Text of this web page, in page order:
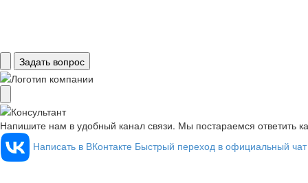
Задать вопрос
Напишите нам в удобный канал связи. Мы постараемся ответить
Написать в ВКонтакте Быстрый переход в официальный чат